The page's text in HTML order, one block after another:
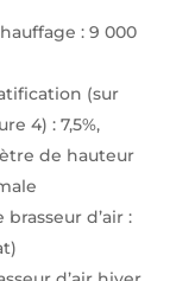
: 9 000
(sur
4) : 7,5%,
de hauteur
d’air :